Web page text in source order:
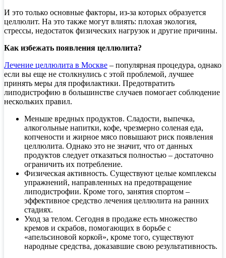
И это только основные факторы, из-за которых образуется
целлюлит. На это также могут влиять: плохая экология,
стрессы, недостаток физических нагрузок и другие причины.
Как избежать появления целлюлита?
Лечение целлюлита в Москве – популярная процедура, однако
если вы еще не столкнулись с этой проблемой, лучшее
принять меры для профилактики. Предотвратить
липодистрофию в большинстве случаев помогает соблюдение
нескольких правил.
Меньше вредных продуктов. Сладости, выпечка,
алкогольные напитки, кофе, чрезмерно соленая еда,
копчености и жирное мясо повышают риск появления
целлюлита. Однако это не значит, что от данных
продуктов следует отказаться полностью – достаточно
ограничить их потребление.
Физическая активность. Существуют целые комплексы
упражнений, направленных на предотвращение
липодистрофии. Кроме того, занятия спортом –
эффективное средство лечения целлюлита на ранних
стадиях.
Уход за телом. Сегодня в продаже есть множество
кремов и скрабов, помогающих в борьбе с
«апельсиновой коркой», кроме того, существуют
народные средства, доказавшие свою результативность.